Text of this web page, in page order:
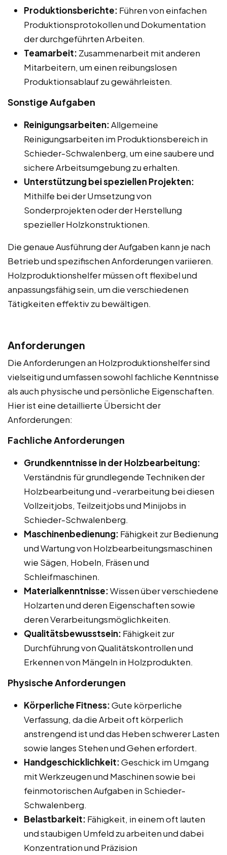
Produktionsberichte: Führen von einfachen
Produktionsprotokollen und Dokumentation
der durchgeführten Arbeiten.
Teamarbeit: Zusammenarbeit mit anderen
Mitarbeitern, um einen reibungslosen
Produktionsablauf zu gewährleisten.
Sonstige Aufgaben
Reinigungsarbeiten:Allgemeine
Reinigungsarbeiten im Produktionsbereich in
Schieder-Schwalenberg, um eine saubere und
sichere Arbeitsumgebung zu erhalten.
Unterstützung bei speziellen Projekten:
Mithilfe bei der Umsetzung von
Sonderprojekten oder der Herstellung
spezieller Holzkonstruktionen.
Die genaue Ausführung der Aufgaben kann je nach
Betrieb und spezifischen Anforderungen variieren.
Holzproduktionshelfer müssen oft flexibel und
anpassungsfähig sein, um die verschiedenen
Tätigkeiten effektiv zu bewältigen.
Anforderungen
Die Anforderungen an Holzproduktionshelfer sind
vielseitig und umfassen sowohl fachliche Kenntnisse
als auch physische und persönliche Eigenschaften.
Hier ist eine detaillierte Übersicht der
Anforderungen:
Fachliche Anforderungen
Grundkenntnisse in der Holzbearbeitung:
Verständnis für grundlegende Techniken der
Holzbearbeitung und -verarbeitung bei diesen
Vollzeitjobs, Teilzeitjobs und Minijobs in
Schieder-Schwalenberg.
Maschinenbedienung: Fähigkeit zur Bedienung
und Wartung von Holzbearbeitungsmaschinen
wie Sägen, Hobeln, Fräsen und
Schleifmaschinen.
Materialkenntnisse:Wissen über verschiedene
Holzarten und deren Eigenschaften sowie
deren Verarbeitungsmöglichkeiten.
Qualitätsbewusstsein: Fähigkeit zur
Durchführung von Qualitätskontrollen und
Erkennen von Mängeln in Holzprodukten.
Physische Anforderungen
Körperliche Fitness:Gute körperliche
Verfassung, da die Arbeit oft körperlich
anstrengend ist und das Heben schwerer Lasten
sowie langes Stehen und Gehen erfordert.
Handgeschicklichkeit:Geschick im Umgang
mit Werkzeugen und Maschinen sowie bei
feinmotorischen Aufgaben in Schieder-
Schwalenberg.
Belastbarkeit: Fähigkeit, in einem oft lauten
und staubigen Umfeld zu arbeiten und dabei
Konzentration und Präzision